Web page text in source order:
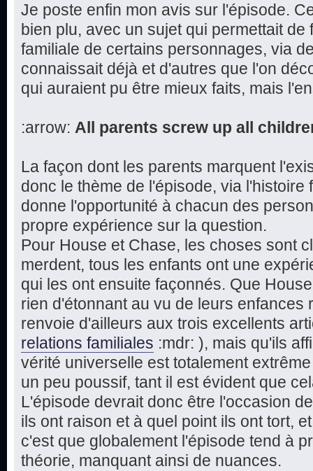
Je poste enfin mon avis sur l'épisode.
bien plu, avec un sujet qui permettait
familiale de certains personnages, via
connaissait déjà et d'autres que l'on
qui auraient pu être mieux faits, mais
:arrow: All parents screw up all
La façon dont les parents marquent
donc le thème de l'épisode, via l'histoire
donne l'opportunité à chacun des
propre expérience sur la question.
Pour House et Chase, les choses sont
merdent, tous les enfants ont une
qui les ont ensuite façonnés. Que
rien d'étonnant au vu de leurs enfances
renvoie d'ailleurs aux trois excellents
relations familiales :mdr: ), mais qu'ils
vérité universelle est totalement
un peu poussif, tant il est évident que
L'épisode devrait donc être l'occasion
ils ont raison et à quel point ils ont tort,
c'est que globalement l'épisode tend à
théorie, manquant ainsi de nuances.